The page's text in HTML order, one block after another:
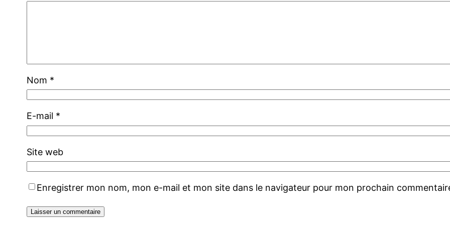
Nom *
E-mail *
Site web
Enregistrer mon nom, mon e-mail et mon site dans le navigateur pour mon prochain